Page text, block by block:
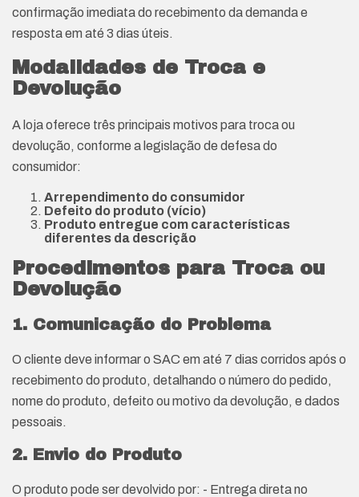
confirmação imediata do recebimento da demanda e
resposta em até 3 dias úteis.
Modalidades de Troca e
Devolução
A loja oferece três principais motivos para troca ou
devolução, conforme a legislação de defesa do
consumidor:
Arrependimento do consumidor
Defeito do produto (vício)
Produto entregue com características
diferentes da descrição
Procedimentos para Troca ou
Devolução
1. Comunicação do Problema
O cliente deve informar o SAC em até 7 dias corridos após o
recebimento do produto, detalhando o número do pedido,
nome do produto, defeito ou motivo da devolução, e dados
pessoais.
2. Envio do Produto
O produto pode ser devolvido por: - Entrega direta no